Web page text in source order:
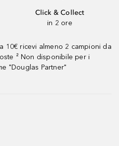
Click & Collect
in 2 ore
10€ ricevi almeno 2 campioni da
² Non disponibile per i
"Douglas Partner"